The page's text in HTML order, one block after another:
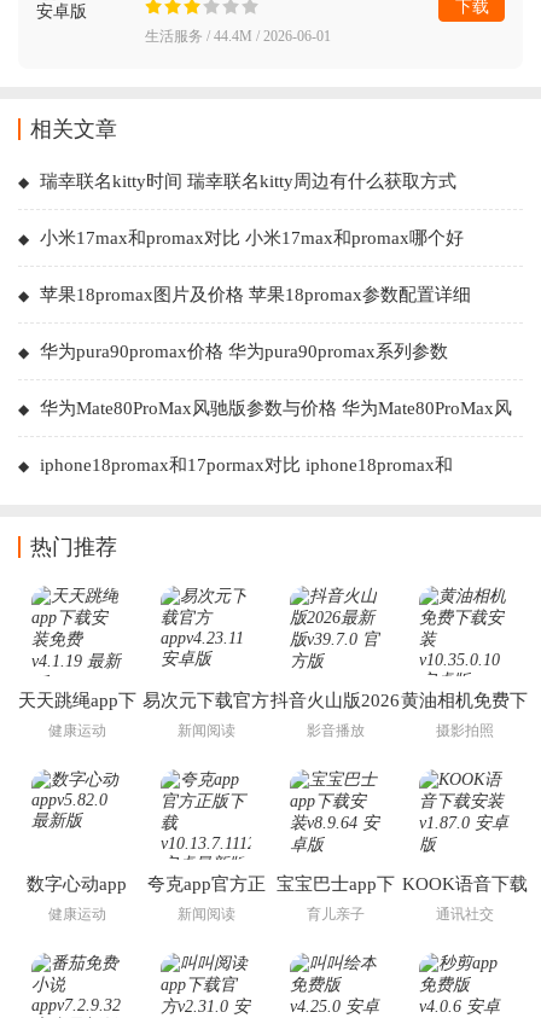
生活服务 / 44.4M / 2026-06-01
下载
相关文章
瑞幸联名kitty时间 瑞幸联名kitty周边有什么获取方式
小米17max和promax对比 小米17max和promax哪个好
苹果18promax图片及价格 苹果18promax参数配置详细
华为pura90promax价格 华为pura90promax系列参数
华为Mate80ProMax风驰版参数与价格 华为Mate80ProMax风
iphone18promax和17pormax对比 iphone18promax和
热门推荐
天天跳绳app下
载安装免费
健康运动
易次元下载官方
app
新闻阅读
抖音火山版2026
最新版
影音播放
黄油相机免费下
载安装
摄影拍照
数字心动app
健康运动
夸克app官方正
版下载
新闻阅读
宝宝巴士app下
载安装
育儿亲子
KOOK语音下载
安装
通讯社交